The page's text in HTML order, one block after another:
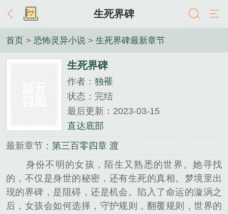
生死界碑
首页 > 恐怖灵异小说 > 生死界碑最新章节
生死界碑
作者： 独罹
状态：完结
最后更新：2023-03-15
直达底部
最新章节： 第三百零四章 渡
身份不明的女孩，陌生又熟悉的世界。她寻找
的，不仅是身世的秘密，还有生死的真相。梦境里出
现的界碑，是阻碍，还是机会。陷入了命运的漩涡之
后，女孩会如何选择，守护规则，翻覆规则，世界的